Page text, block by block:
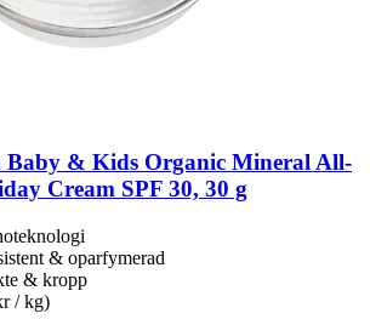
Baby & Kids Organic Mineral All-​
Cream SPF 30, 30 g
& oparfymerad
& kropp
/ kg)